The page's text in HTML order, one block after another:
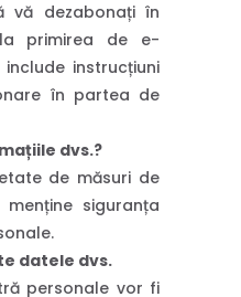
vă dezabonați în
primirea de e-
instrucțiuni
în partea de
dvs.?
de măsuri de
siguranța
datele dvs.
personale vor fi